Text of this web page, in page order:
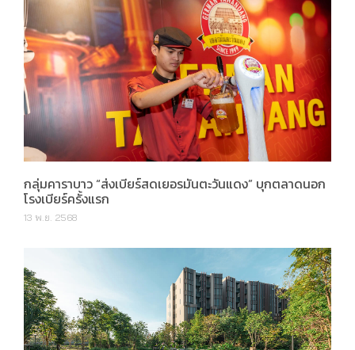
กลุ่มคาราบาว “ส่งเบียร์สดเยอรมันตะวันแดง” บุกตลาดนอก
โรงเบียร์ครั้งแรก
13 พ.ย. 2568